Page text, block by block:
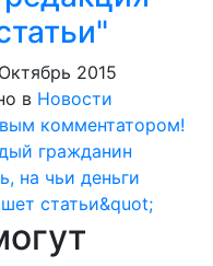
2015
в Новости
комментатором!